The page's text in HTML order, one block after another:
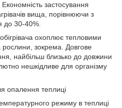
застосування
вища, порівнюючи з
до 30-40%.
охоплює тепловими
зокрема. Довгове
найбільш близько до довжини
нешкідливе для організму
режиму в теплиці